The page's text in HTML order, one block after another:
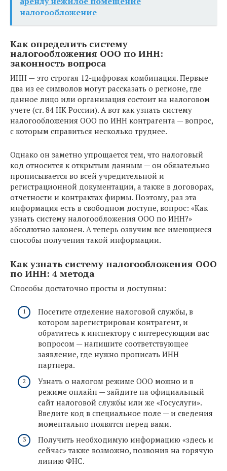
налогообложение
Как определить систему
налогообложения ООО по ИНН:
законность вопроса
ИНН — это строгая 12-цифровая комбинация. Первые
два из ее символов могут рассказать о регионе, где
данное лицо или организация состоит на налоговом
учете (ст. 84 НК России). А вот как узнать систему
налогообложения ООО по ИНН контрагента — вопрос,
с которым справиться несколько труднее.
Однако он заметно упрощается тем, что налоговый
код относится к открытым данным — он обязательно
прописывается во всей учредительной и
регистрационной документации, а также в договорах,
отчетности и контрактах фирмы. Поэтому, раз эта
информация есть в свободном доступе, вопрос: «Как
узнать систему налогообложения ООО по ИНН?»
абсолютно законен. А теперь озвучим все имеющиеся
способы получения такой информации.
Как узнать систему налогообложения ООО
по ИНН: 4 метода
Способы достаточно просты и доступны:
Посетите отделение налоговой службы, в
котором зарегистрирован контрагент, и
обратитесь к инспектору с интересующим вас
вопросом — напишите соответствующее
заявление, где нужно прописать ИНН
партнера.
Узнать о налогом режиме ООО можно и в
режиме онлайн — зайдите на официальный
сайт налоговой службы или же «Госуслуги».
Введите код в специальное поле — и сведения
моментально появятся перед вами.
Получить необходимую информацию «здесь и
сейчас» также возможно, позвонив на горячую
линию ФНС.